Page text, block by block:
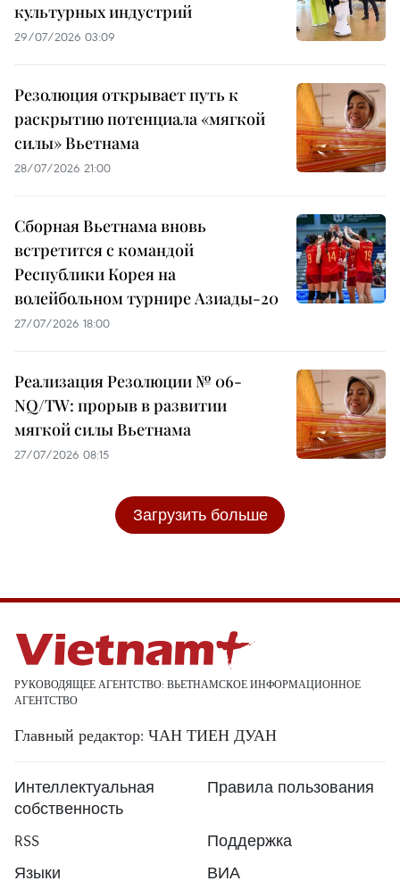
культурных индустрий
29/07/2026 03:09
Резолюция открывает путь к
раскрытию потенциала «мягкой
силы» Вьетнама
28/07/2026 21:00
Сборная Вьетнама вновь
встретится с командой
Республики Корея на
волейбольном турнире Азиады-20
27/07/2026 18:00
Реализация Резолюции № 06-
NQ/TW: прорыв в развитии
мягкой силы Вьетнама
27/07/2026 08:15
Загрузить больше
РУКОВОДЯЩЕЕ АГЕНТСТВО: ВЬЕТНАМСКОЕ ИНФОРМАЦИОННОЕ
АГЕНТСТВО
Главный редактор: ЧАН ТИЕН ДУАН
Интеллектуальная
собственность
Правила пользования
RSS
Поддержка
Языки
ВИА